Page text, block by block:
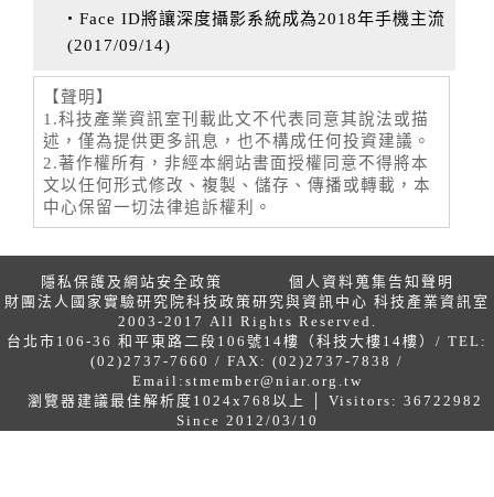
‧Face ID將讓深度攝影系統成為2018年手機主流
(2017/09/14)
【聲明】
1.科技產業資訊室刊載此文不代表同意其說法或描
述，僅為提供更多訊息，也不構成任何投資建議。
2.著作權所有，非經本網站書面授權同意不得將本
文以任何形式修改、複製、儲存、傳播或轉載，本
中心保留一切法律追訴權利。
隱私保護及網站安全政策
個人資料蒐集告知聲明
財團法人國家實驗研究院科技政策研究與資訊中心 科技產業資訊室
2003-2017 All Rights Reserved.
台北市106-36 和平東路二段106號14樓（科技大樓14樓）/ TEL:
(02)2737-7660 / FAX: (02)2737-7838 /
Email: stmember@niar.org.tw
瀏覽器建議最佳解析度1024x768以上 │ Visitors: 36722982
Since 2012/03/10